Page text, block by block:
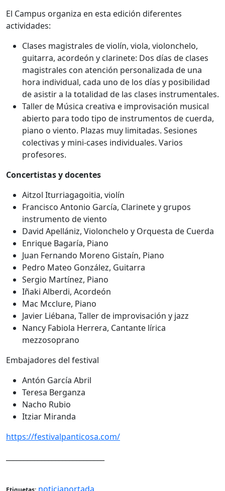
El Campus organiza en esta edición diferentes
actividades:
Clases magistrales de violín, viola, violonchelo,
guitarra, acordeón y clarinete: Dos días de clases
magistrales con atención personalizada de una
hora individual, cada uno de los días y posibilidad
de asistir a la totalidad de las clases instrumentales.
Taller de Música creativa e improvisación musical
abierto para todo tipo de instrumentos de cuerda,
piano o viento. Plazas muy limitadas. Sesiones
colectivas y mini-cases individuales. Varios
profesores.
Concertistas y docentes
Aitzol Iturriagagoitia, violín
Francisco Antonio García, Clarinete y grupos
instrumento de viento
David Apellániz, Violonchelo y Orquesta de Cuerda
Enrique Bagaría, Piano
Juan Fernando Moreno Gistaín, Piano
Pedro Mateo González, Guitarra
Sergio Martínez, Piano
Iñaki Alberdi, Acordeón
Mac Mcclure, Piano
Javier Liébana, Taller de improvisación y jazz
Nancy Fabiola Herrera, Cantante lírica
mezzosoprano
Embajadores del festival
Antón García Abril
Teresa Berganza
Nacho Rubio
Itziar Miranda
https://festivalpanticosa.com/